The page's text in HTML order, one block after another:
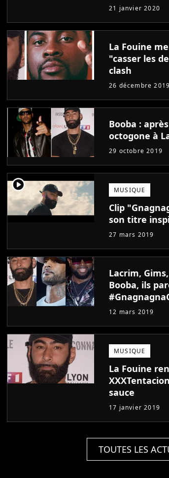
21 janvier 2020
La Fouine
"casser les
clash
26 décembre 2019
Booba :
octogone à
29 octobre 2019
player2 MUSIQUE
Clip
son titre
27 mars 2019
Lacrim,
Booba, ils
12 mars 2019
MUSIQUE
La Fouine
sauce
17 janvier 2019
TOUTES LES